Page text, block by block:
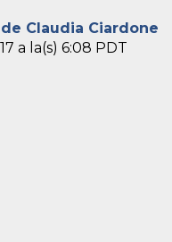
Claudia Ciardone
a la(s) 6:08 PDT